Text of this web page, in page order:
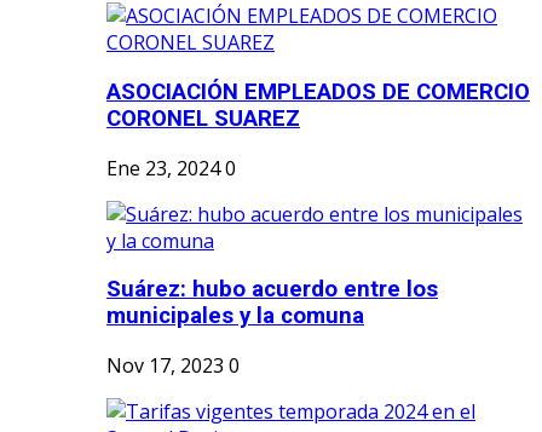
ASOCIACIÓN EMPLEADOS DE COMERCIO
CORONEL SUAREZ
Ene 23, 20240
Suárez: hubo acuerdo entre los
municipales y la comuna
Nov 17, 2023 0